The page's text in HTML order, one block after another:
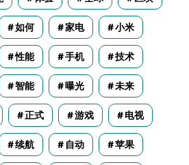
如何 家电 小米
性能 手机 技术
智能 曝光 未来
正式 游戏 电视
续航 自动 苹果